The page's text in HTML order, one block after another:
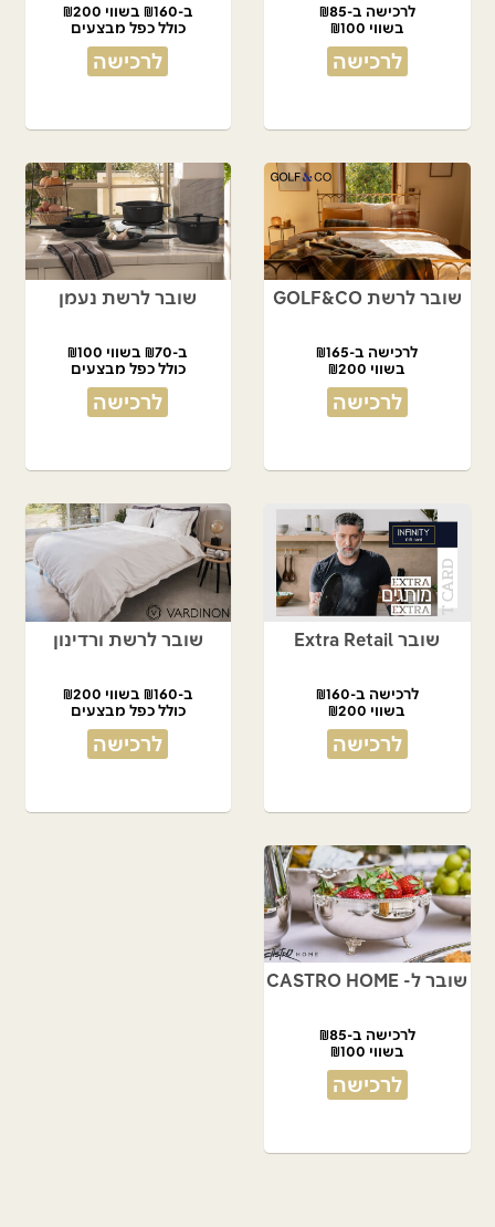
לרכישה ב-₪85
בשווי ₪100
לרכישה
ב-₪160 בשווי ₪200
כולל כפל מבצעים
לרכישה
שובר לרשת GOLF&CO
לרכישה ב-₪165
בשווי ₪200
לרכישה
שובר לרשת נעמן
ב-₪70 בשווי ₪100
כולל כפל מבצעים
לרכישה
שובר Extra Retail
לרכישה ב-₪160
בשווי ₪200
לרכישה
שובר לרשת ורדינון
ב-₪160 בשווי ₪200
כולל כפל מבצעים
לרכישה
שובר ל- CASTRO HOME
לרכישה ב-₪85
בשווי ₪100
לרכישה